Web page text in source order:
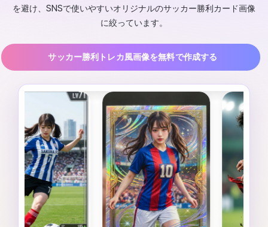
を避け、SNSで使いやすいオリジナルのサッカー勝利カード画像
に絞っています。
サッカー勝利トレカ風画像を無料で作成する